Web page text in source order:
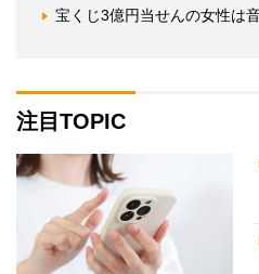
宝くじ3億円当せんの女性は
注目TOPIC